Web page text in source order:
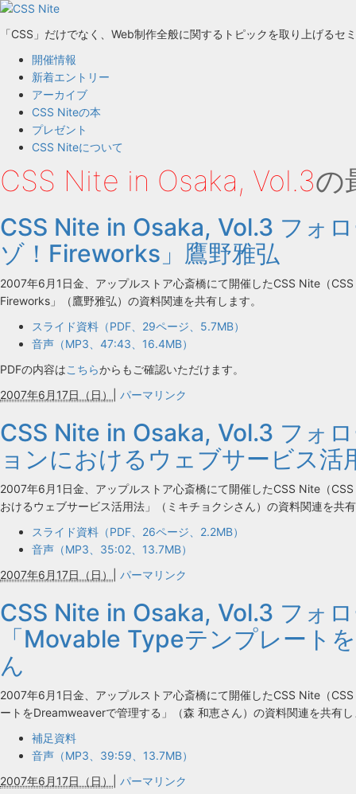
「CSS」だけでなく、Web制作全般に関するトピックを取り上げるセ
開催情報
新着エントリー
アーカイブ
CSS Niteの本
プレゼント
CSS Niteについて
CSS Nite in Osaka, Vol.3の
CSS Nite in Osaka, Vol.3 フォ
ゾ！Fireworks」鷹野雅弘
2007年6月1日金、アップルストア心斎橋にて開催したCSS Nite（
Fireworks」（鷹野雅弘）の資料関連を共有します。
スライド資料（PDF、29ページ、5.7MB）
音声（MP3、47:43、16.4MB）
PDFの内容はこちらからもご確認いただけます。
2007年6月17日（日）
パーマリンク
CSS Nite in Osaka, Vol.3 フォ
ョンにおけるウェブサービス
2007年6月1日金、アップルストア心斎橋にて開催したCSS Nite（
おけるウェブサービス活用法」（ミキチョクシさん）の資料関連を共
スライド資料（PDF、26ページ、2.2MB）
音声（MP3、35:02、13.7MB）
2007年6月17日（日）
パーマリンク
CSS Nite in Osaka, Vol.3 フォ
「Movable Typeテンプレート
ん
2007年6月1日金、アップルストア心斎橋にて開催したCSS Nite（
ートをDreamweaverで管理する」（森 和恵さん）の資料関連を共有
補足資料
音声（MP3、39:59、13.7MB）
2007年6月17日（日）
パーマリンク